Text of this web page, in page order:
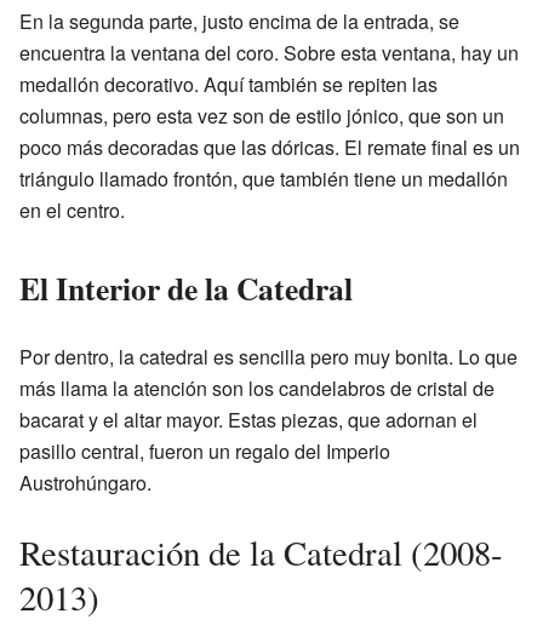
En la segunda parte, justo encima de la entrada, se
encuentra la ventana del coro. Sobre esta ventana, hay un
medallón decorativo. Aquí también se repiten las
columnas, pero esta vez son de estilo jónico, que son un
poco más decoradas que las dóricas. El remate final es un
triángulo llamado frontón, que también tiene un medallón
en el centro.
El Interior de la Catedral
Por dentro, la catedral es sencilla pero muy bonita. Lo que
más llama la atención son los candelabros de cristal de
bacarat y el altar mayor. Estas piezas, que adornan el
pasillo central, fueron un regalo del Imperio
Austrohúngaro.
Restauración de la Catedral (2008-
2013)